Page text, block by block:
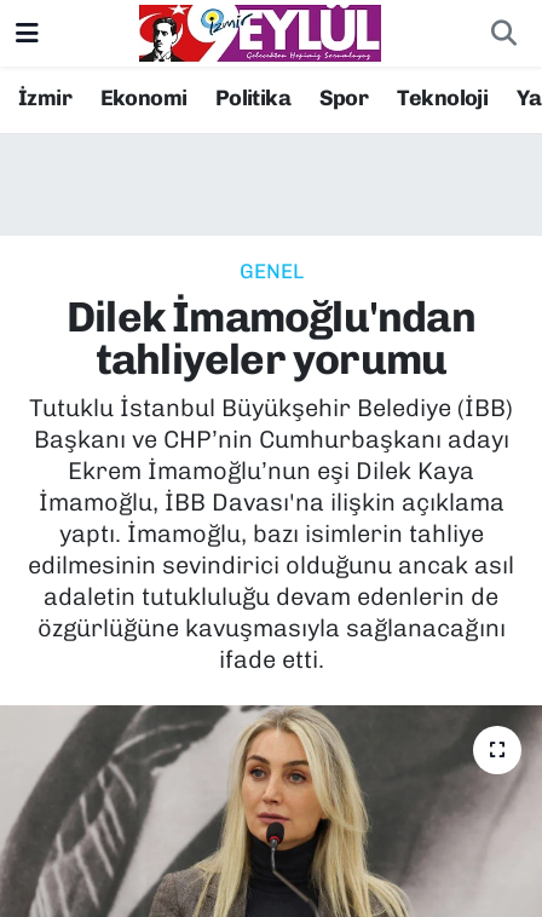
İzmir Ekonomi Politika Spor Teknoloji
GENEL
Dilek İmamoğlu'ndan
tahliyeler yorumu
Tutuklu İstanbul Büyükşehir Belediye (İBB)
Başkanı ve CHP’nin Cumhurbaşkanı adayı
Ekrem İmamoğlu’nun eşi Dilek Kaya
İmamoğlu, İBB Davası'na ilişkin açıklama
yaptı. İmamoğlu, bazı isimlerin tahliye
edilmesinin sevindirici olduğunu ancak asıl
adaletin tutukluluğu devam edenlerin de
özgürlüğüne kavuşmasıyla sağlanacağını
ifade etti.
Resmi İlanlar
EKONOMİ
KÜLTÜR SANAT
MAGAZİN
POLİTİKA
SAĞLIK
SPOR
TEKNOLOJİ
YAŞAM
YEREL YÖNETİMLER
Konak Nöbetçi Eczaneler
Süper Lig Puan Durumu ve Fikstür
Tüm Manşetler
Son Dakika Haberleri
Haber Arşivi